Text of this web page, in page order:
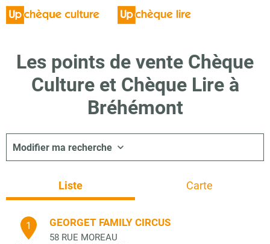
Les points de vente Chèque
Culture et Chèque Lire à
Bréhémont
Modifier ma recherche
Liste Carte
1 GEORGET FAMILY CIRCUS
58 RUE MOREAU